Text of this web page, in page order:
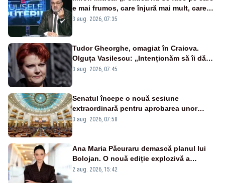
e mai frumos, care înjură mai mult, care
țipă mai tare, ci pe proiecte”
3 aug. 2026, 07:35
Tudor Gheorghe, omagiat în Craiova.
Olguța Vasilescu: „Intenționăm să îi dăm
numele lui”
3 aug. 2026, 07:45
Senatul începe o nouă sesiune
extraordinară pentru aprobarea unor
jaloane din PNRR
3 aug. 2026, 07:58
Ana Maria Păcuraru demască planul lui
Bolojan. O nouă ediție explozivă a
emisiunii „Miza Zilei” la Realitatea PLUS
2 aug. 2026, 15:42